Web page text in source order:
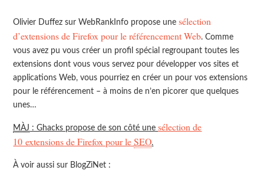
Olivier Duffez sur WebRankInfo propose unesélection
d’extensions de Firefox pour le référencement Web. Comme
vous avez pu vous créer un profil spécial regroupant toutes les
extensions dont vous vous servez pour développer vos sites et
applications Web, vous pourriez en créer un pour vos extensions
pour le référencement – à moins de n’en picorer que quelques
unes…
MÀJ : Ghacks propose de son côté unesélection de
10 extensions de Firefox pour leSEO.
À voir aussi sur BlogZiNet :